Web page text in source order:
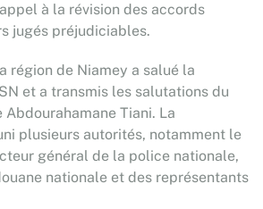
à la révision des accords
jugés préjudiciables.
région de Niamey a salué la
et a transmis les salutations du
Tiani. La
plusieurs autorités, notamment le
général de la police nationale,
nationale et des représentants